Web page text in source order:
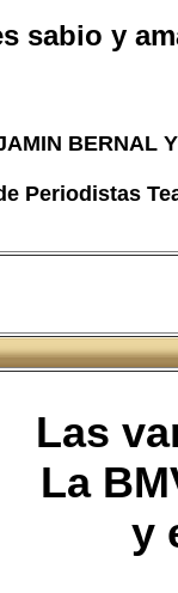
sabio y
BERNAL
Periodistas
Las
La
y